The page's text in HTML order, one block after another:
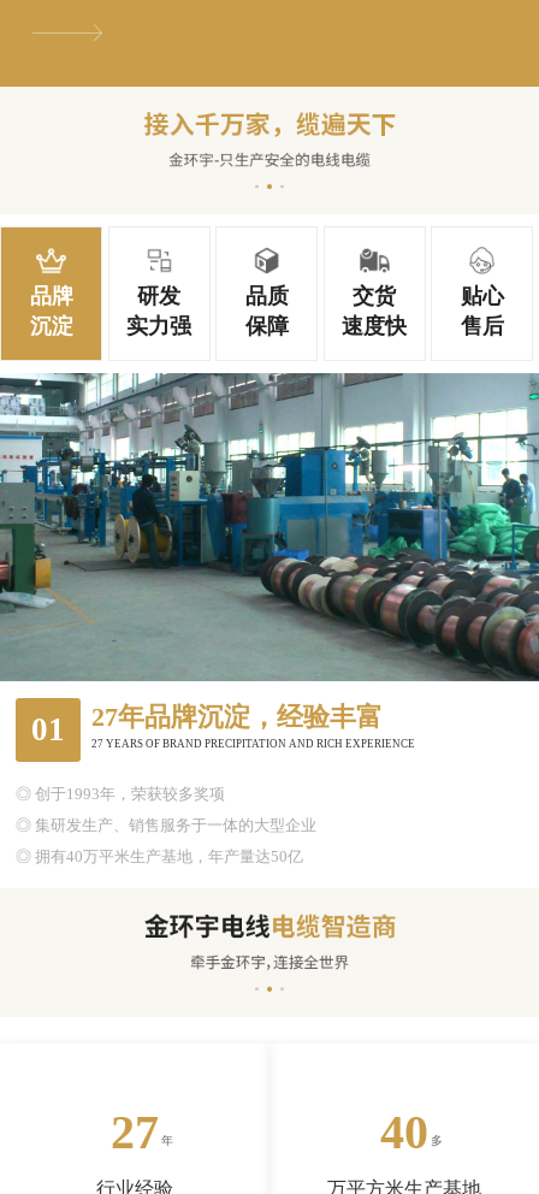
品牌
沉淀
研发
实力强
品质
保障
交货
速度快
贴心
售后
01 27年品牌沉淀，经验丰富
27 YEARS OF BRAND PRECIPITATION AND RICH EXPERIENCE
◎ 创于1993年，荣获较多奖项
◎ 集研发生产、销售服务于一体的大型企业
◎ 拥有40万平米生产基地，年产量达50亿
27
行业经验
40
万平方米生产基地